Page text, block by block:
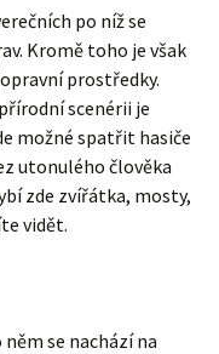
po níž se
Kromě toho je však
prostředky.
scenérii je
možné spatřit hasiče
utonulého člověka
zde zvířátka, mosty,
vidět.
se nachází na